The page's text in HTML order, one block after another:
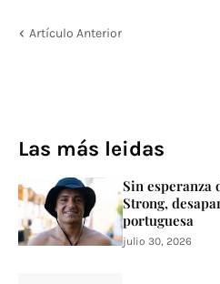
Artículo Anterior
Las más leidas
Sin esperanza
Strong,
portuguesa
julio 30, 2026